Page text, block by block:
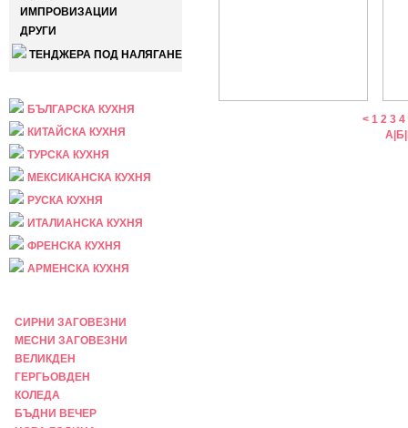
ИМПРОВИЗАЦИИ
ДРУГИ
ТЕНДЖЕРА ПОД НАЛЯГАНЕ
БЪЛГАРСКА КУХНЯ
КИТАЙСКА КУХНЯ
ТУРСКА КУХНЯ
МЕКСИКАНСКА КУХНЯ
РУСКА КУХНЯ
ИТАЛИАНСКА КУХНЯ
ФРЕНСКА КУХНЯ
АРМЕНСКА КУХНЯ
СИРНИ ЗАГОВЕЗНИ
МЕСНИ ЗАГОВЕЗНИ
ВЕЛИКДЕН
ГЕРГЬОВДЕН
КОЛЕДА
БЪДНИ ВЕЧЕР
< 1 2 3 4
А Б